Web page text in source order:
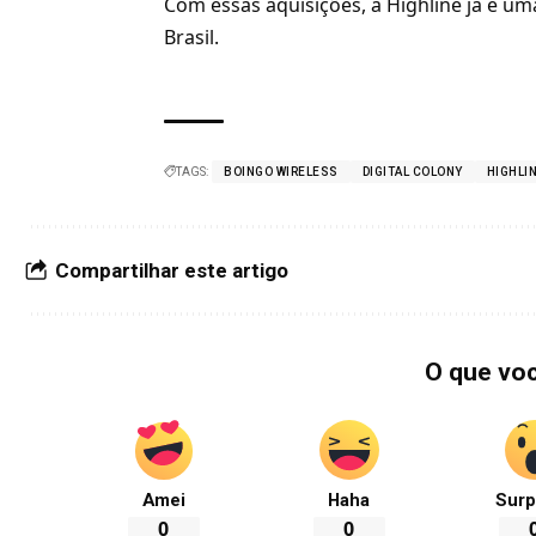
Com essas aquisições, a Highline já é
Brasil.
TAGS: BOINGO WIRELESS DIGITAL COLONY
Compartilhar este artigo
O que
Amei
0
Haha
0